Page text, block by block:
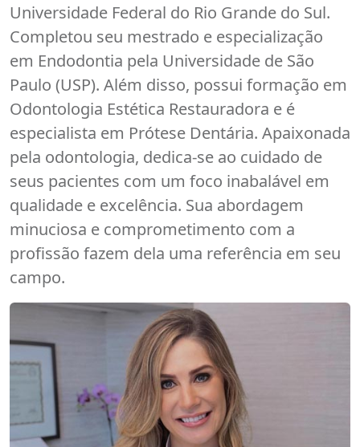
Universidade Federal do Rio Grande do Sul.
Completou seu mestrado e especialização
em Endodontia pela Universidade de São
Paulo (USP). Além disso, possui formação em
Odontologia Estética Restauradora e é
especialista em Prótese Dentária. Apaixonada
pela odontologia, dedica-se ao cuidado de
seus pacientes com um foco inabalável em
qualidade e excelência. Sua abordagem
minuciosa e comprometimento com a
profissão fazem dela uma referência em seu
campo.